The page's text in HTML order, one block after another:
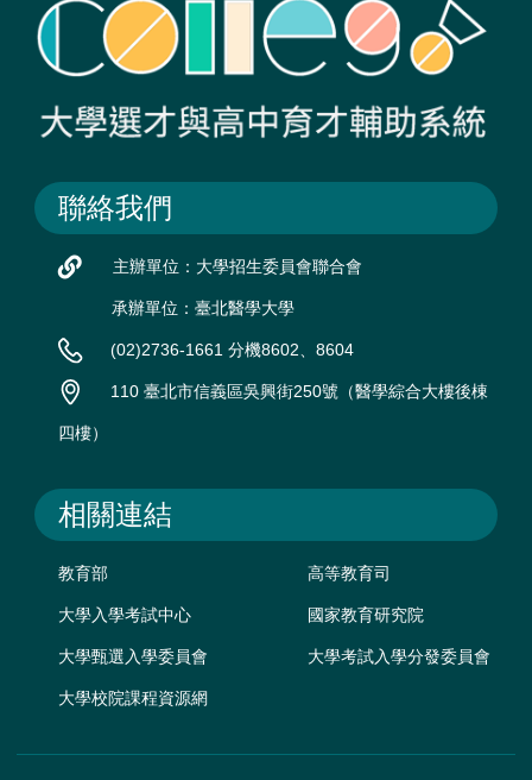
聯絡我們
主辦單位：大學招生委員會聯合會
承辦單位：臺北醫學大學
(02)2736-1661 分機8602、8604
110 臺北市信義區吳興街250號（醫學綜合大樓後棟
四樓）
相關連結
教育部 高等教育司
大學入學考試中心 國家教育研究院
大學甄選入學委員會 大學考試入學分發委員會
大學校院課程資源網